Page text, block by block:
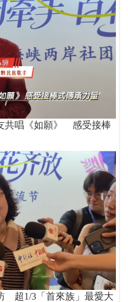
共唱《如願》 感受接棒
超1/3「首來族」最愛大